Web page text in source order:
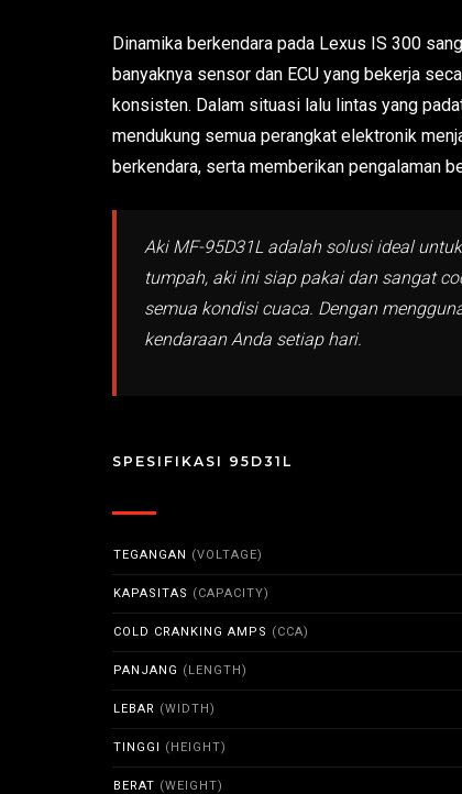
Dinamika berkendara pada Lexus IS 300
banyaknya sensor dan ECU yang bekerja
konsisten. Dalam situasi lalu lintas yang
mendukung semua perangkat elektronik
berkendara, serta memberikan pengalaman
Aki MF-95D31L adalah solusi ideal
tumpah, aki ini siap pakai dan sangat
semua kondisi cuaca. Dengan
kendaraan Anda setiap hari.
SPESIFIKASI 95D31L
TEGANGAN (VOLTAGE)
KAPASITAS (CAPACITY)
COLD CRANKING AMPS (CCA)
PANJANG (LENGTH)
LEBAR (WIDTH)
TINGGI (HEIGHT)
BERAT (WEIGHT)